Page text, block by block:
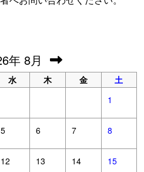
年 8月
水 木 金
土
1
5 6 7 8
12 13 14 15